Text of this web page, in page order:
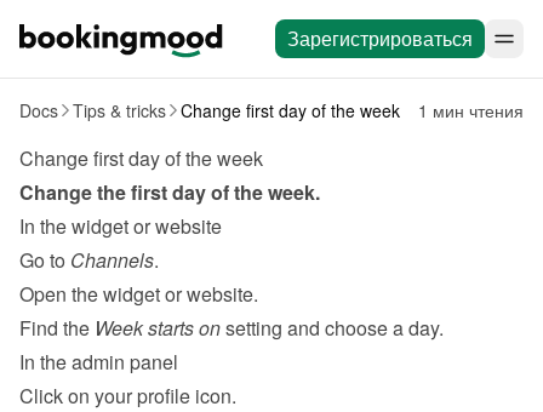
Зарегистрироваться
Docs Tips & tricks Change first day of the week 1 мин чтения
Change first day of the week
Change the first day of the week.
In the widget or website
Go to Channels.
Open the widget or website.
Find the Week starts on setting and choose a day.
In the admin panel
Click on your profile icon.